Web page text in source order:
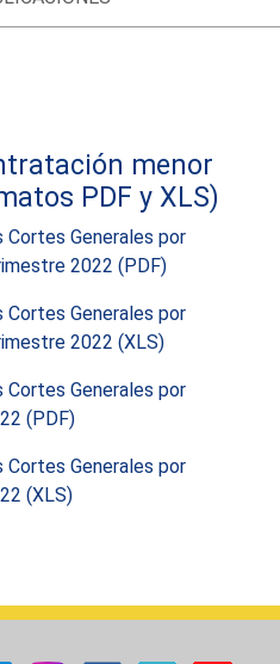
menor
PDF y XLS)
Generales por
2022 (PDF)
Generales por
2022 (XLS)
Generales por
(PDF)
Generales por
(XLS)